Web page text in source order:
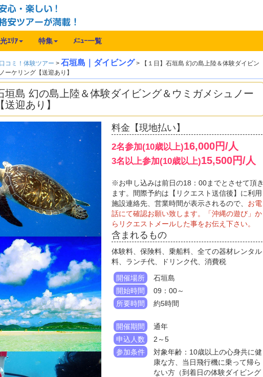
ｴﾘｱ 特集 ﾒﾆｭｰ一覧
コミ！体験ツアー > 石垣島｜ダイビング > 【１日】石垣島 幻の島上陸＆体験ダイビン
ーケリング【送迎あり】
垣島 幻の島上陸＆体験ダイビング＆ウミガメシュノー
迎あり】
料金【現地払い】
2名参加(10歳以上)16,000円/人
3名以上参加(10歳以上)15,500円/人
※お申し込みは前日の18：00までとさせて頂き
ます。間際予約は【リクエスト送信後】に利用
施設連絡先、営業時間が表示されるので、 お電
話にて確認お願い致します。「沖縄の遊び」か
らリクエストメールした事をお伝え下さい。
含まれるもの
体験料、保険料、乗船料、全ての器材レンタル
料、ランチ代、ドリンク代、消費税
開催場所
石垣島
開始時間
09：00～
所要時間
約5時間
開催期間
通年
申込人数
2～5
参加条件
対象年齢：10歳以上の心身共に健
康な方、当日飛行機に乗って帰ら
ない方（到着日の体験ダイビング